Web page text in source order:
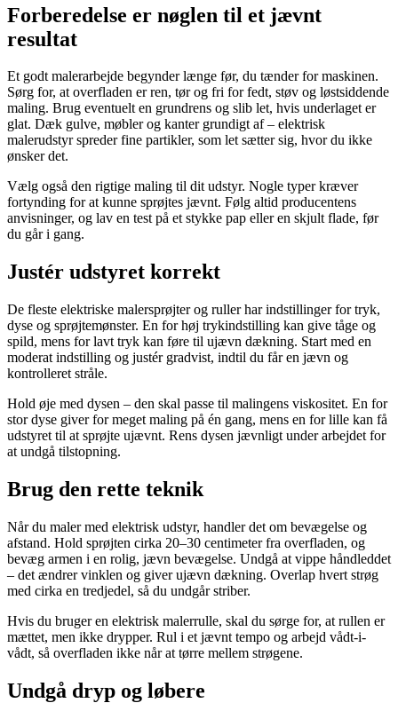
Forberedelse er nøglen til et jævnt
resultat
Et godt malerarbejde begynder længe før, du tænder for maskinen.
Sørg for, at overfladen er ren, tør og fri for fedt, støv og løstsiddende
maling. Brug eventuelt en grundrens og slib let, hvis underlaget er
glat. Dæk gulve, møbler og kanter grundigt af – elektrisk
malerudstyr spreder fine partikler, som let sætter sig, hvor du ikke
ønsker det.
Vælg også den rigtige maling til dit udstyr. Nogle typer kræver
fortynding for at kunne sprøjtes jævnt. Følg altid producentens
anvisninger, og lav en test på et stykke pap eller en skjult flade, før
du går i gang.
Justér udstyret korrekt
De fleste elektriske malersprøjter og ruller har indstillinger for tryk,
dyse og sprøjtemønster. En for høj trykindstilling kan give tåge og
spild, mens for lavt tryk kan føre til ujævn dækning. Start med en
moderat indstilling og justér gradvist, indtil du får en jævn og
kontrolleret stråle.
Hold øje med dysen – den skal passe til malingens viskositet. En for
stor dyse giver for meget maling på én gang, mens en for lille kan få
udstyret til at sprøjte ujævnt. Rens dysen jævnligt under arbejdet for
at undgå tilstopning.
Brug den rette teknik
Når du maler med elektrisk udstyr, handler det om bevægelse og
afstand. Hold sprøjten cirka 20–30 centimeter fra overfladen, og
bevæg armen i en rolig, jævn bevægelse. Undgå at vippe håndleddet
– det ændrer vinklen og giver ujævn dækning. Overlap hvert strøg
med cirka en tredjedel, så du undgår striber.
Hvis du bruger en elektrisk malerrulle, skal du sørge for, at rullen er
mættet, men ikke drypper. Rul i et jævnt tempo og arbejd vådt-i-
vådt, så overfladen ikke når at tørre mellem strøgene.
Undgå dryp og løbere